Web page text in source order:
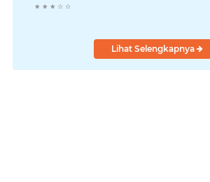
Lihat Selengkapnya